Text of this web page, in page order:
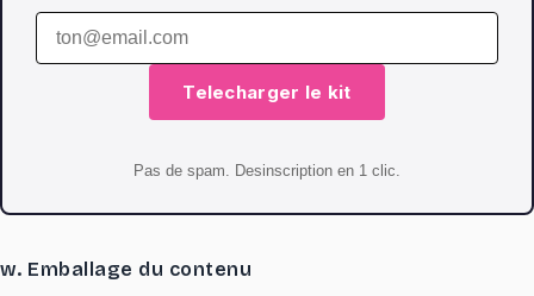
Telecharger le kit
Pas de spam. Desinscription en 1 clic.
w. Emballage du contenu